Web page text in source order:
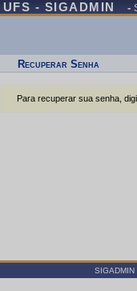
UFS - SIGADMIN -
Recuperar Senha
Para recuperar sua senha,